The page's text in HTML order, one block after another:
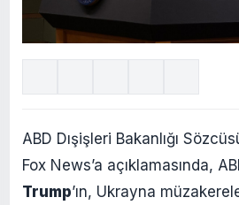
ABD Dışişleri Bakanlığı
Fox News’a açıklamasında,
Trump’ın, Ukrayna